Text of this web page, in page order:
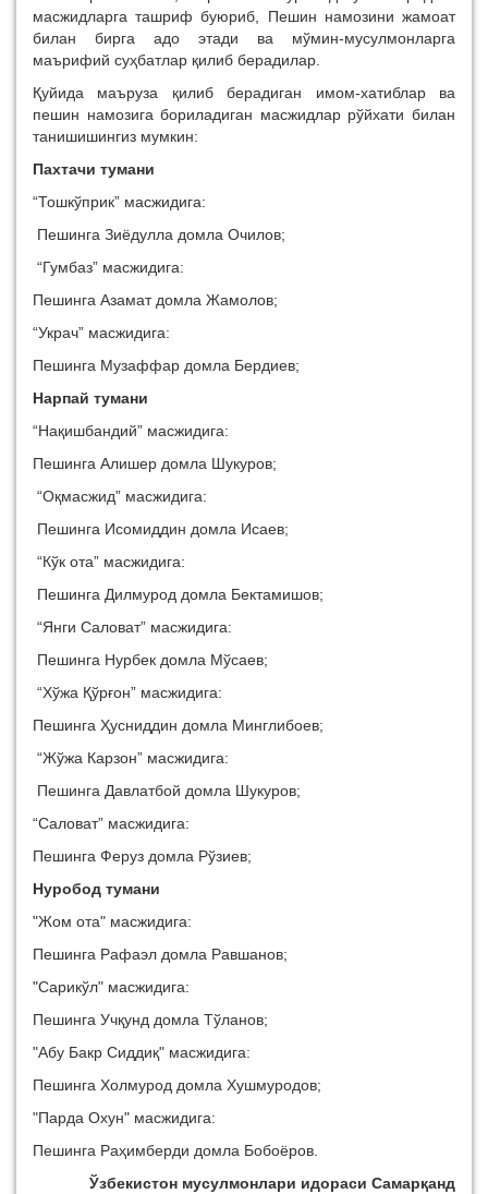
масжидларга ташриф буюриб, Пешин намозини жамоат
билан бирга адо этади ва мўмин-мусулмонларга
маърифий суҳбатлар қилиб берадилар.
Қуйида маъруза қилиб берадиган имом-хатиблар ва
пешин намозига бориладиган масжидлар рўйхати билан
танишишингиз мумкин:
Пахтачи тумани
“Тошкўприк” масжидига:
Пешинга Зиёдулла домла Очилов;
“Гумбаз” масжидига:
Пешинга Азамат домла Жамолов;
“Украч” масжидига:
Пешинга Музаффар домла Бердиев;
Нарпай тумани
“Нақишбандий” масжидига:
Пешинга Алишер домла Шукуров;
“Оқмасжид” масжидига:
Пешинга Исомиддин домла Исаев;
“Кўк ота” масжидига:
Пешинга Дилмурод домла Бектамишов;
“Янги Саловат” масжидига:
Пешинга Нурбек домла Мўсаев;
“Хўжа Қўрғон” масжидига:
Пешинга Ҳусниддин домла Минглибоев;
“Жўжа Карзон” масжидига:
Пешинга Давлатбой домла Шукуров;
“Саловат” масжидига:
Пешинга Феруз домла Рўзиев;
Нуробод тумани
"Жом ота" масжидига:
Пешинга Рафаэл домла Равшанов;
"Сарикўл" масжидига:
Пешинга Учқунд домла Тўланов;
"Абу Бакр Сиддиқ" масжидига:
Пешинга Холмурод домла Хушмуродов;
"Парда Охун" масжидига:
Пешинга Раҳимберди домла Бобоёров.
Ўзбекистон мусулмонлари идораси Самарқанд